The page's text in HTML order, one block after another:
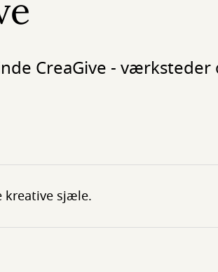
CreaGive - værksteder
kreative sjæle.